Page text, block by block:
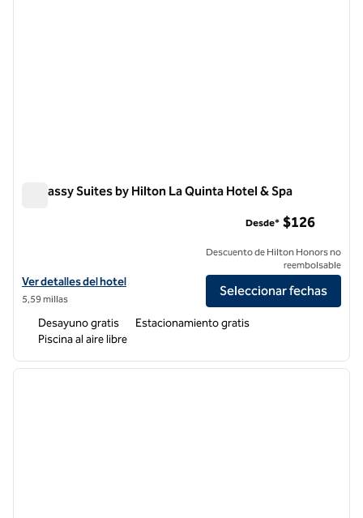
Embassy Suites by Hilton La Quinta Hotel & Spa
Ver detalles del hotel Embassy Suites by Hilton La Quinta Hotel & Spa
Ver detalles del hotel
5,59 millas
Desde* $126
Descuento de Hilton Honors no
reembolsable
Seleccionar fechas
Desayuno gratis
Estacionamiento gratis
Piscina al aire libre
1 de 12